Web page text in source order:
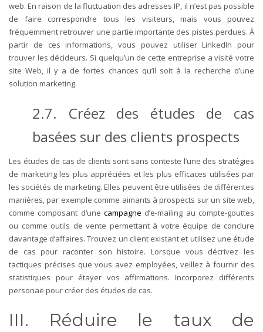
web. En raison de la fluctuation des adresses IP, il n’est pas possible
de faire correspondre tous les visiteurs, mais vous pouvez
fréquemment retrouver une partie importante des pistes perdues. À
partir de ces informations, vous pouvez utiliser LinkedIn pour
trouver les décideurs. Si quelqu’un de cette entreprise a visité votre
site Web, il y a de fortes chances qu’il soit à la recherche d’une
solution marketing.
2.7. Créez des études de cas
basées sur des clients prospects
Les études de cas de clients sont sans conteste l’une des stratégies
de marketing les plus appréciées et les plus efficaces utilisées par
les sociétés de marketing. Elles peuvent être utilisées de différentes
manières, par exemple comme aimants à prospects sur un site web,
comme composant d’une campagne d’e-mailing au compte-gouttes
ou comme outils de vente permettant à votre équipe de conclure
davantage d’affaires. Trouvez un client existant et utilisez une étude
de cas pour raconter son histoire. Lorsque vous décrivez les
tactiques précises que vous avez employées, veillez à fournir des
statistiques pour étayer vos affirmations. Incorporez différents
personae pour créer des études de cas.
III. Réduire le taux de